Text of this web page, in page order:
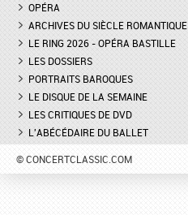
OPÉRA
ARCHIVES DU SIÈCLE ROMANTIQUE
LE RING 2026 - OPÉRA BASTILLE
LES DOSSIERS
PORTRAITS BAROQUES
LE DISQUE DE LA SEMAINE
LES CRITIQUES DE DVD
L'ABÉCÉDAIRE DU BALLET
© CONCERTCLASSIC.COM